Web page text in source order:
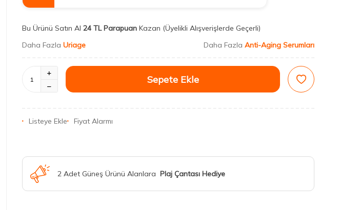
Bu Ürünü Satın Al 24 TL Parapuan Kazan (Üyelikli Alışverişlerde Geçerli)
Daha Fazla Uriage Daha Fazla Anti-Aging Serumları
Sepete Ekle
Listeye Ekle Fiyat Alarmı
2 Adet Güneş Ürünü Alanlara Plaj Çantası Hediye